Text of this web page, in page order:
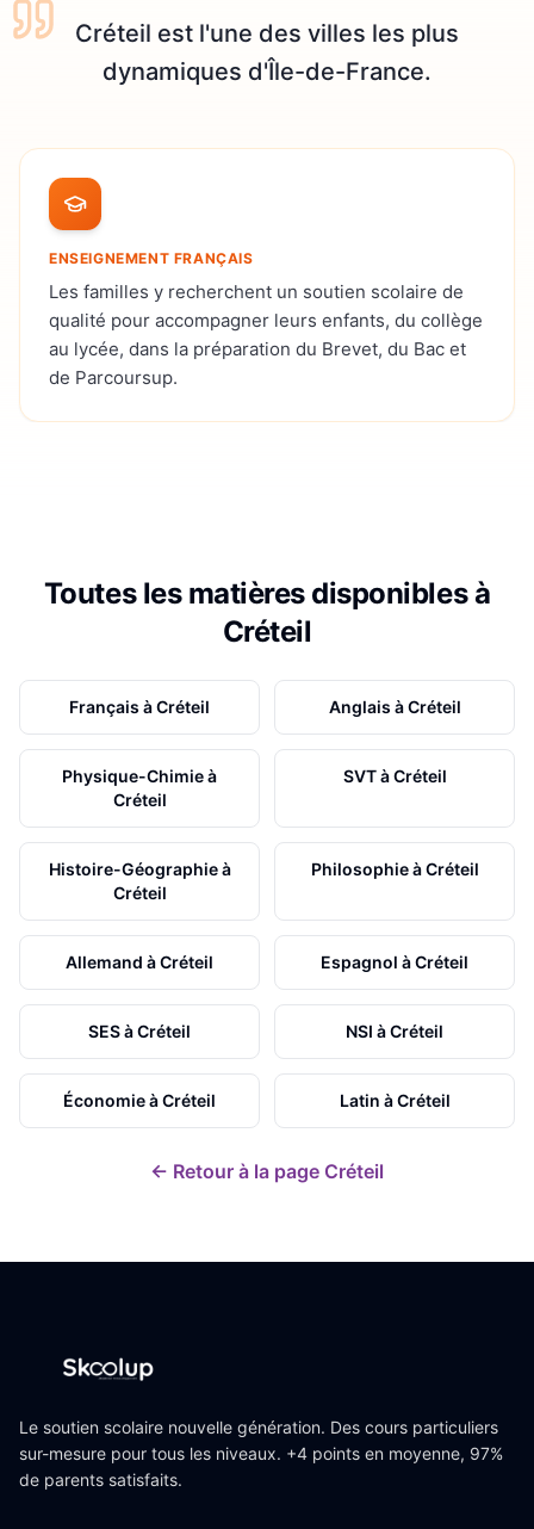
Créteil est l'une des villes les plus
dynamiques d'Île-de-France.
ENSEIGNEMENT FRANÇAIS
Les familles y recherchent un soutien scolaire de
qualité pour accompagner leurs enfants, du collège
au lycée, dans la préparation du Brevet, du Bac et
de Parcoursup.
Toutes les matières disponibles à
Créteil
Français àCréteil Anglais àCréteil
Physique-Chimieà
Créteil
SVTàCréteil
Histoire-Géographieà
Créteil
PhilosophieàCréteil
Allemand àCréteil Espagnol àCréteil
SESàCréteil NSI àCréteil
ÉconomieàCréteil Latin àCréteil
← Retour à la page Créteil
Le soutien scolaire nouvelle génération. Des cours particuliers
sur-mesure pour tous les niveaux. +4 points en moyenne, 97%
de parents satisfaits.